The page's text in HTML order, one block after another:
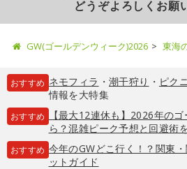
どうぞよろしくお願
GW(ゴールデンウィーク)2026 東海
おすすめ ネモフィラ ・ 潮干狩り ・ ピク
情報を大特集
おすすめ
【最大12連休も】2026年の
ら？混雑ピーク予想と回避術
おすすめ 今年のGWどこ行く！？関東
ットガイド